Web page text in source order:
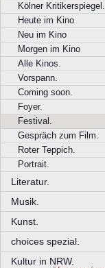
Kölner Kritikerspiegel.
Heute im Kino
Neu im Kino
Morgen im Kino
Alle Kinos.
Vorspann.
Coming soon.
Foyer.
Festival.
Gespräch zum Film.
Roter Teppich.
Portrait.
Literatur.
Musik.
Kunst.
choices spezial.
Kultur in NRW.